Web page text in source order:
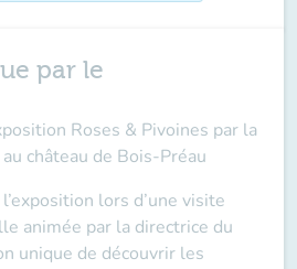
par le
Roses & Pivoines par la
château de Bois-Préau
lors d’une visite
animée par la directrice du
unique de découvrir les